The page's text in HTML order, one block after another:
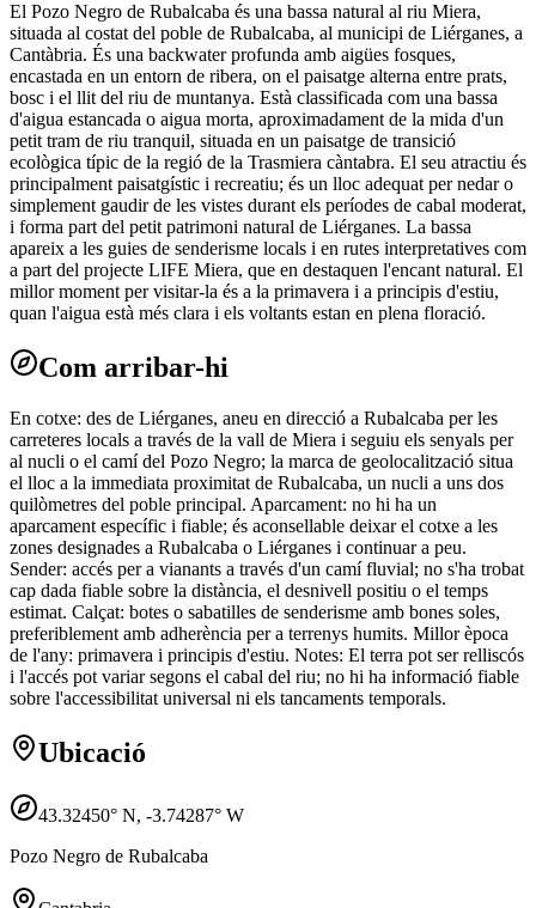
El Pozo Negro de Rubalcaba és una bassa natural al riu Miera,
situada al costat del poble de Rubalcaba, al municipi de Liérganes, a
Cantàbria. És una backwater profunda amb aigües fosques,
encastada en un entorn de ribera, on el paisatge alterna entre prats,
bosc i el llit del riu de muntanya. Està classificada com una bassa
d'aigua estancada o aigua morta, aproximadament de la mida d'un
petit tram de riu tranquil, situada en un paisatge de transició
ecològica típic de la regió de la Trasmiera càntabra. El seu atractiu és
principalment paisatgístic i recreatiu; és un lloc adequat per nedar o
simplement gaudir de les vistes durant els períodes de cabal moderat,
i forma part del petit patrimoni natural de Liérganes. La bassa
apareix a les guies de senderisme locals i en rutes interpretatives com
a part del projecte LIFE Miera, que en destaquen l'encant natural. El
millor moment per visitar-la és a la primavera i a principis d'estiu,
quan l'aigua està més clara i els voltants estan en plena floració.
Com arribar-hi
En cotxe: des de Liérganes, aneu en direcció a Rubalcaba per les
carreteres locals a través de la vall de Miera i seguiu els senyals per
al nucli o el camí del Pozo Negro; la marca de geolocalització situa
el lloc a la immediata proximitat de Rubalcaba, un nucli a uns dos
quilòmetres del poble principal. Aparcament: no hi ha un
aparcament específic i fiable; és aconsellable deixar el cotxe a les
zones designades a Rubalcaba o Liérganes i continuar a peu.
Sender: accés per a vianants a través d'un camí fluvial; no s'ha trobat
cap dada fiable sobre la distància, el desnivell positiu o el temps
estimat. Calçat: botes o sabatilles de senderisme amb bones soles,
preferiblement amb adherència per a terrenys humits. Millor època
de l'any: primavera i principis d'estiu. Notes: El terra pot ser relliscós
i l'accés pot variar segons el cabal del riu; no hi ha informació fiable
sobre l'accessibilitat universal ni els tancaments temporals.
Ubicació
43.32450° N, -3.74287° W
Pozo Negro de Rubalcaba